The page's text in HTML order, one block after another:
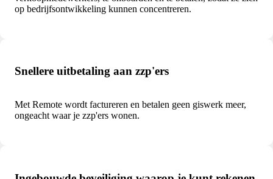
op bedrijfsontwikkeling kunnen concentreren.
Snellere uitbetaling aan zzp'ers
Met Remote wordt factureren en betalen geen giswerk meer,
ongeacht waar je zzp'ers wonen.